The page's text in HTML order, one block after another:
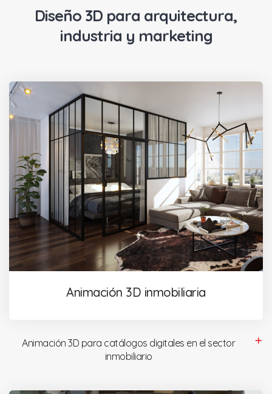
Diseño 3D para arquitectura,
industria y marketing
Animación 3D inmobiliaria
Animación 3D para catálogos digitales en el sector
inmobiliario